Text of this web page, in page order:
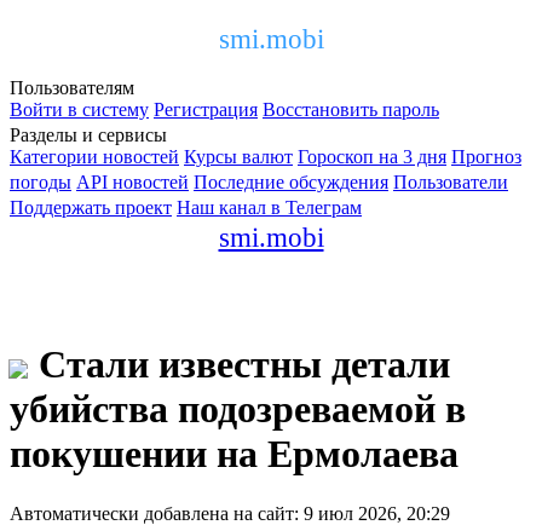
smi.mobi
Пользователям
Войти в систему Регистрация Восстановить пароль
Разделы и сервисы
Категории новостей Курсы валют Гороскоп на 3 дня Прогноз
погоды API новостей Последние обсуждения Пользователи
Поддержать проект Наш канал в Телеграм
smi.mobi
Стали известны детали
убийства подозреваемой в
покушении на Ермолаева
Автоматически добавлена на сайт: 9 июл 2026, 20:29